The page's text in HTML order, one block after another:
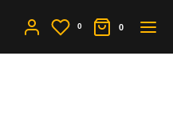
0 0